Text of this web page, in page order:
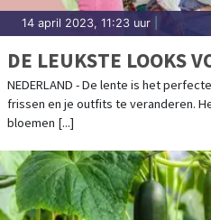
14 april 2023, 11:23 uur
DE LEUKSTE LOOKS
NEDERLAND - De lente is het
frissen en je outfits te veranderen.
bloemen [...]